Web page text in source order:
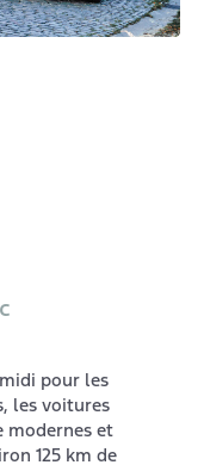
pour les
les voitures
modernes et
125 km de